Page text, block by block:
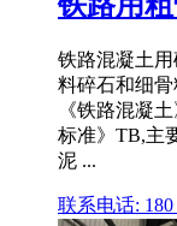
铁路混凝土
料碎石和细
《铁路混凝
标准》TB,主
泥 ...
联系电话: 180